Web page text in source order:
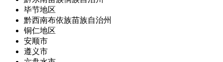
毕节地区
黔西南布依族苗族自治州
铜仁地区
安顺市
遵义市